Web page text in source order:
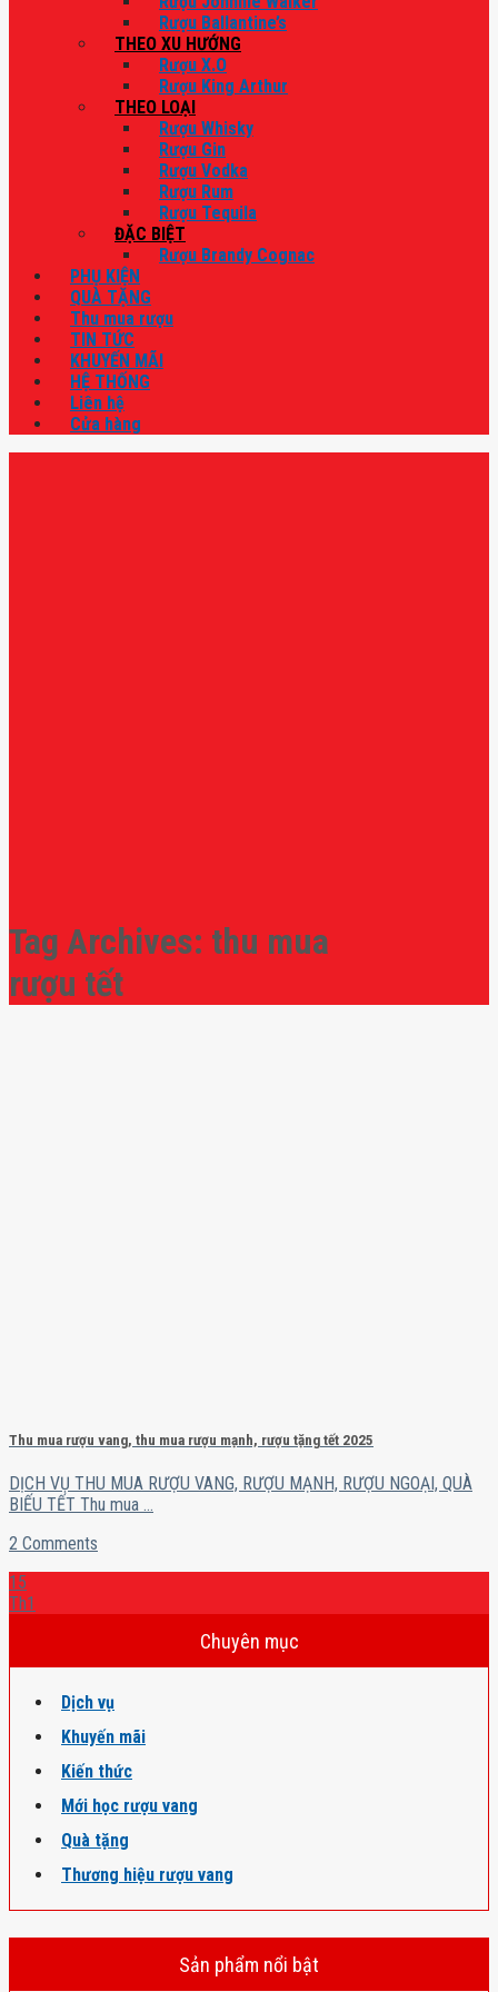
Rượu Ballantine’s
THEO XU HƯỚNG
Rượu X.O
Rượu King Arthur
THEO LOẠI
Rượu Whisky
Rượu Gin
Rượu Vodka
Rượu Rum
Rượu Tequila
ĐẶC BIỆT
Rượu Brandy Cognac
PHỤ KIỆN
QUÀ TẶNG
Thu mua rượu
TIN TỨC
KHUYẾN MÃI
HỆ THỐNG
Liên hệ
Cửa hàng
Tag Archives: thu mua
rượu tết
Thu mua rượu vang, thu mua rượu mạnh, rượu tặng tết 2025
DỊCH VỤ THU MUA RƯỢU VANG, RƯỢU MẠNH, RƯỢU NGOẠI, QUÀ
BIẾU TẾT Thu mua ...
2 Comments
15
Th1
Chuyên mục
Dịch vụ
Khuyến mãi
Kiến thức
Mới học rượu vang
Quà tặng
Thương hiệu rượu vang
Sản phẩm nổi bật